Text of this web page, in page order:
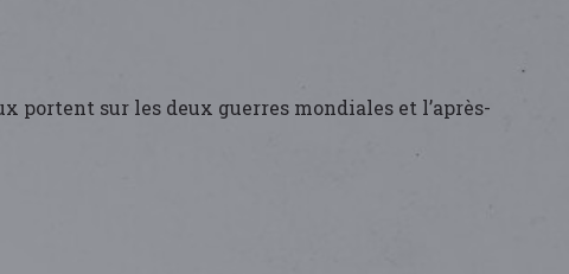
sur les deux guerres mondiales et l’après-